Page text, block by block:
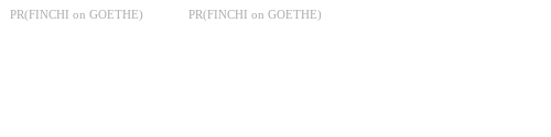
PR(FINCHI on GOETHE) PR(FINCHI on GOETHE)